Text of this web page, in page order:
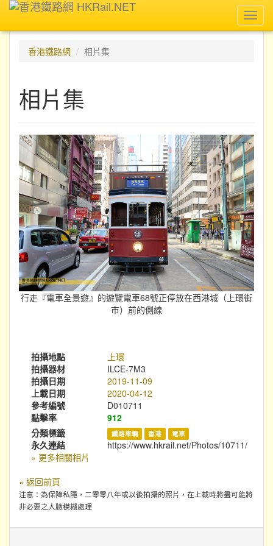
香港鐵路網
相片集
相片集
行走『電車全景遊』的遊覽電車68號正停放在西港城（上環街
市）前的側線
拍攝地點
上環
拍攝器材
ILCE-7M3
拍攝日期
2019-11-09
上載日期
2020-04-12
參考編號
D010711
點擊率
912
分類標籤
鐵路車輛 香港 電車
永久連結
https://www.hkrail.net/Photos/10711/
» 更多相關相片
« 返回前頁
注意：為保障私隱，二零零八年或以後拍攝的照片，在上載時將盡可能將
非必要之人臉模糊處理